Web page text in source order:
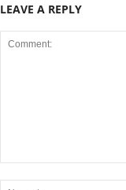
LEAVE A REPLY